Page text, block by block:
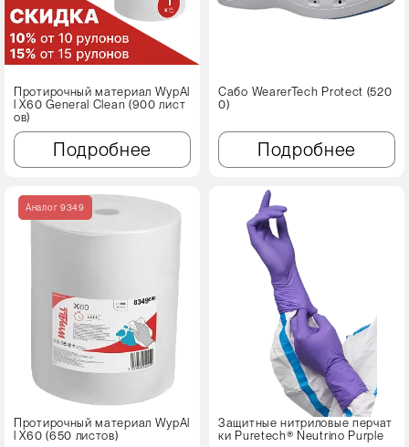
Протирочный материал WypAl
l X60 Genеral Clean (900 лист
ов)
Подробнее
Сабо WearerTech Protect (520
0)
Подробнее
Аналог 9349
Протирочный материал WypAl
l X60 (650 листов)
Защитные нитриловые перчат
ки Puretech® Neutrino Purple